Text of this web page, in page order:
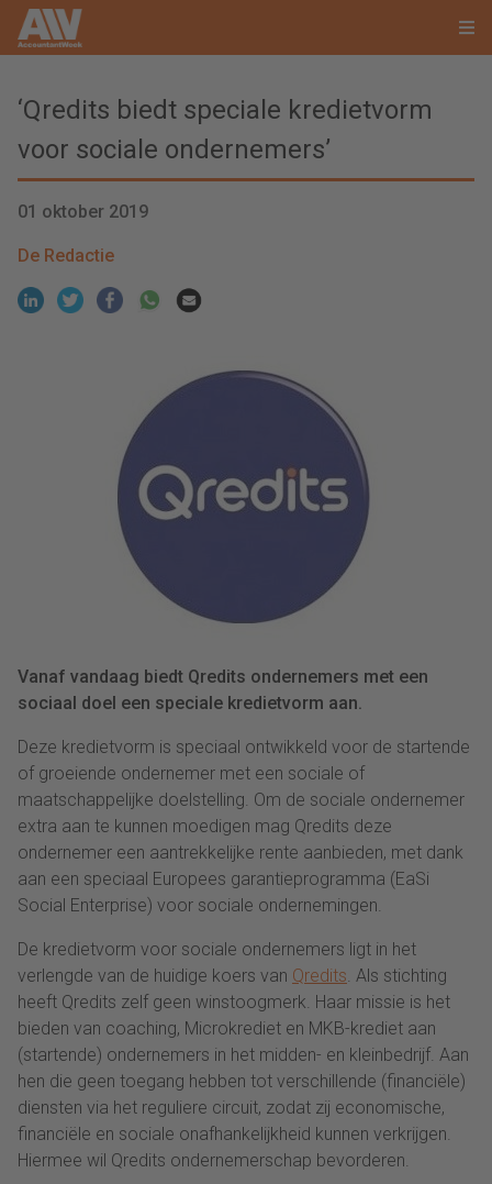
‘Qredits biedt speciale kredietvorm
voor sociale ondernemers’
01 oktober 2019
De Redactie
Vanaf vandaag biedt Qredits ondernemers met een
sociaal doel een speciale kredietvorm aan.
Deze kredietvorm is speciaal ontwikkeld voor de startende
of groeiende ondernemer met een sociale of
maatschappelijke doelstelling. Om de sociale ondernemer
extra aan te kunnen moedigen mag Qredits deze
ondernemer een aantrekkelijke rente aanbieden, met dank
aan een speciaal Europees garantieprogramma (EaSi
Social Enterprise) voor sociale ondernemingen.
De kredietvorm voor sociale ondernemers ligt in het
verlengde van de huidige koers van Qredits. Als stichting
heeft Qredits zelf geen winstoogmerk. Haar missie is het
bieden van coaching, Microkrediet en MKB-krediet aan
(startende) ondernemers in het midden- en kleinbedrijf. Aan
hen die geen toegang hebben tot verschillende (financiële)
diensten via het reguliere circuit, zodat zij economische,
financiële en sociale onafhankelijkheid kunnen verkrijgen.
Hiermee wil Qredits ondernemerschap bevorderen.